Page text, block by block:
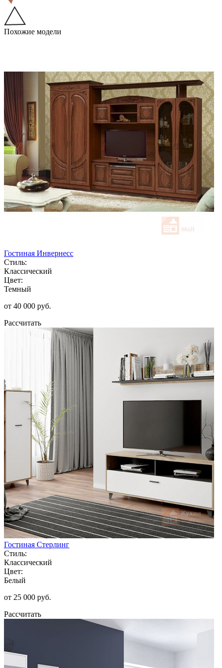
Похожие модели
Гостиная Инвернесс
Стиль:
Классический
Цвет:
Темный
от 40 000 руб.
Рассчитать
Гостиная Стерлинг
Стиль:
Классический
Цвет:
Белый
от 25 000 руб.
Рассчитать